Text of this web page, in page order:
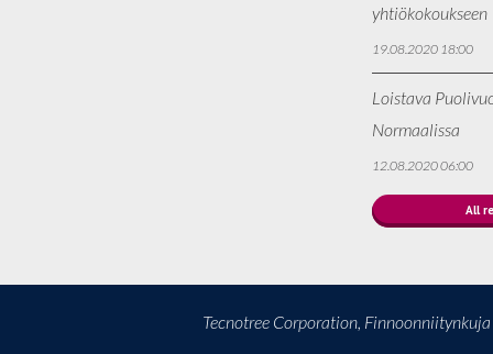
yhtiökokoukseen
19.08.2020 18:00
Loistava
Normaalissa
12.08.2020 06:00
All
Tecnotree Corporation,